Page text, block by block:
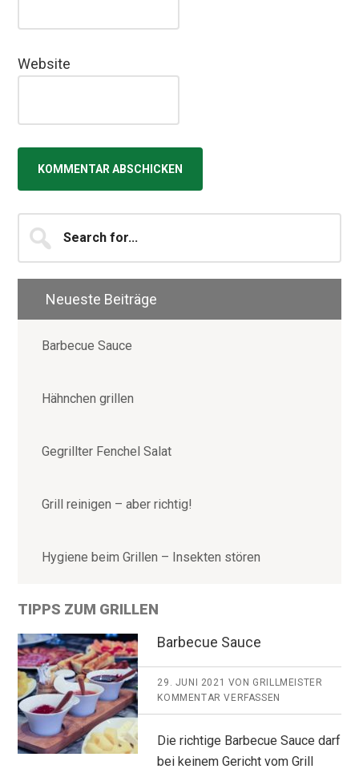
Website
Seitenspalte
for...
Neueste Beiträge
Barbecue Sauce
Hähnchen grillen
Gegrillter Fenchel Salat
Grill reinigen – aber richtig!
Hygiene beim Grillen – Insekten stören
TIPPS ZUM GRILLEN
Barbecue Sauce
29. JUNI 2021 VON GRILLMEISTER
KOMMENTAR VERFASSEN
Die richtige Barbecue Sauce darf
bei keinem Gericht vom Grill